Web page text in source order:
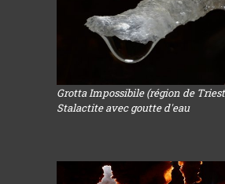
Grotta Impossibile (région de
Stalactite avec goutte d'eau